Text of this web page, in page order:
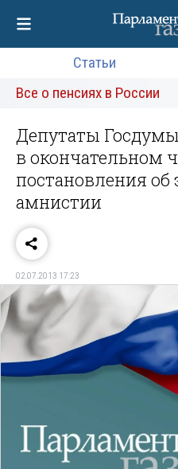
Статьи
Все о пенсиях в России
Депутаты
в окончательном
постановления
амнистии
02.07.2013 17:23